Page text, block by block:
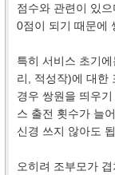
점수와 관련이 있
0점이 되기 때문에
특히 서비스 초기
리, 적성작)에 대한
경우 쌍원을 띄우
스 출전 횟수가 늘
신경 쓰지 않아도
오히려 조부모가